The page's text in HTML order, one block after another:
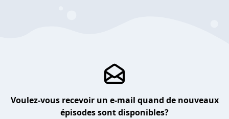
Voulez-vous recevoir un e-mail quand de nouveaux
épisodes sont disponibles?